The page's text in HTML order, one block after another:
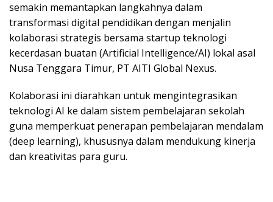
semakin memantapkan langkahnya dalam
transformasi digital pendidikan dengan menjalin
kolaborasi strategis bersama startup teknologi
kecerdasan buatan (Artificial Intelligence/AI) lokal asal
Nusa Tenggara Timur, PT AITI Global Nexus.
Kolaborasi ini diarahkan untuk mengintegrasikan
teknologi AI ke dalam sistem pembelajaran sekolah
guna memperkuat penerapan pembelajaran mendalam
(deep learning), khususnya dalam mendukung kinerja
dan kreativitas para guru.